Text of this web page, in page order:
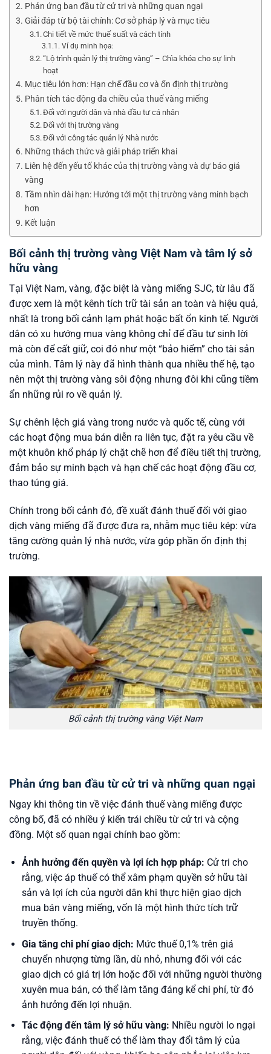
Phản ứng ban đầu từ cử tri và những quan ngại
Giải đáp từ bộ tài chính: Cơ sở pháp lý và mục tiêu
Chi tiết về mức thuế suất và cách tính
Ví dụ minh họa:
“Lộ trình quản lý thị trường vàng” – Chìa khóa cho sự linh
hoạt
Mục tiêu lớn hơn: Hạn chế đầu cơ và ổn định thị trường
Phân tích tác động đa chiều của thuế vàng miếng
Đối với người dân và nhà đầu tư cá nhân
Đối với thị trường vàng
Đối với công tác quản lý Nhà nước
Những thách thức và giải pháp triển khai
Liên hệ đến yếu tố khác của thị trường vàng và dự báo giá
vàng
Tầm nhìn dài hạn: Hướng tới một thị trường vàng minh bạch
hơn
Kết luận
Bối cảnh thị trường vàng Việt Nam và tâm lý sở
hữu vàng
Tại Việt Nam, vàng, đặc biệt là vàng miếng SJC, từ lâu đã
được xem là một kênh tích trữ tài sản an toàn và hiệu quả,
nhất là trong bối cảnh lạm phát hoặc bất ổn kinh tế. Người
dân có xu hướng mua vàng không chỉ để đầu tư sinh lời
mà còn để cất giữ, coi đó như một “bảo hiểm” cho tài sản
của mình. Tâm lý này đã hình thành qua nhiều thế hệ, tạo
nên một thị trường vàng sôi động nhưng đôi khi cũng tiềm
ẩn những rủi ro về quản lý.
Sự chênh lệch giá vàng trong nước và quốc tế, cùng với
các hoạt động mua bán diễn ra liên tục, đặt ra yêu cầu về
một khuôn khổ pháp lý chặt chẽ hơn để điều tiết thị trường,
đảm bảo sự minh bạch và hạn chế các hoạt động đầu cơ,
thao túng giá.
Chính trong bối cảnh đó, đề xuất đánh thuế đối với giao
dịch vàng miếng đã được đưa ra, nhằm mục tiêu kép: vừa
tăng cường quản lý nhà nước, vừa góp phần ổn định thị
trường.
Bối cảnh thị trường vàng Việt Nam
Phản ứng ban đầu từ cử tri và những quan ngại
Ngay khi thông tin về việc đánh thuế vàng miếng được
công bố, đã có nhiều ý kiến trái chiều từ cử tri và cộng
đồng. Một số quan ngại chính bao gồm:
Ảnh hưởng đến quyền và lợi ích hợp pháp: Cử tri cho
rằng, việc áp thuế có thể xâm phạm quyền sở hữu tài
sản và lợi ích của người dân khi thực hiện giao dịch
mua bán vàng miếng, vốn là một hình thức tích trữ
truyền thống.
Gia tăng chi phí giao dịch: Mức thuế 0,1% trên giá
chuyển nhượng từng lần, dù nhỏ, nhưng đối với các
giao dịch có giá trị lớn hoặc đối với những người thường
xuyên mua bán, có thể làm tăng đáng kể chi phí, từ đó
ảnh hưởng đến lợi nhuận.
Tác động đến tâm lý sở hữu vàng: Nhiều người lo ngại
rằng, việc đánh thuế có thể làm thay đổi tâm lý của